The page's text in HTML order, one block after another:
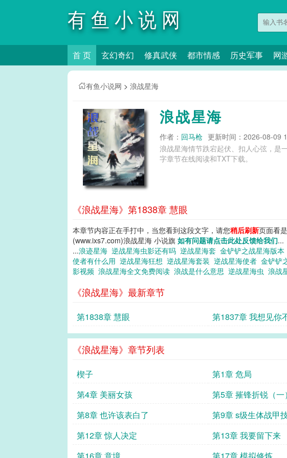
有鱼小说网
首 页 玄幻奇幻 修真武侠 都市情感 历史军事 网
有鱼小说网 > 浪战星海
浪战星海
作者： 回马枪 更新时间：2026-08-09
浪战星海情节跌宕起伏、扣人心弦，是
字章节在线阅读和TXT下载。
《浪战星海》第1838章 慧眼
本章节内容正在手打中，当您看到这段文字，请您稍后刷新页面看
(www.ixs7.com)浪战星海 小说旗 如有问题请点击此处反馈给我们...
...浪迹星海 逆战星海虫影还有吗 逆战星海套 金铲铲之战星海版本
使者有什么用 逆战星海狂想 逆战星海套装 逆战星海使者 金铲铲
影视频 浪战星海全文免费阅读 浪战是什么意思 逆战星海虫 浪战
《浪战星海》最新章节
第1838章 慧眼 第1837章 我想见你
《浪战星海》章节列表
楔子 第1章 危局
第4章 美丽女孩
第5章 摧锋折锐（一）
第8章 也许该表白了
第9章 s级生体战甲
第12章 惊人决定
第13章 我要留下来